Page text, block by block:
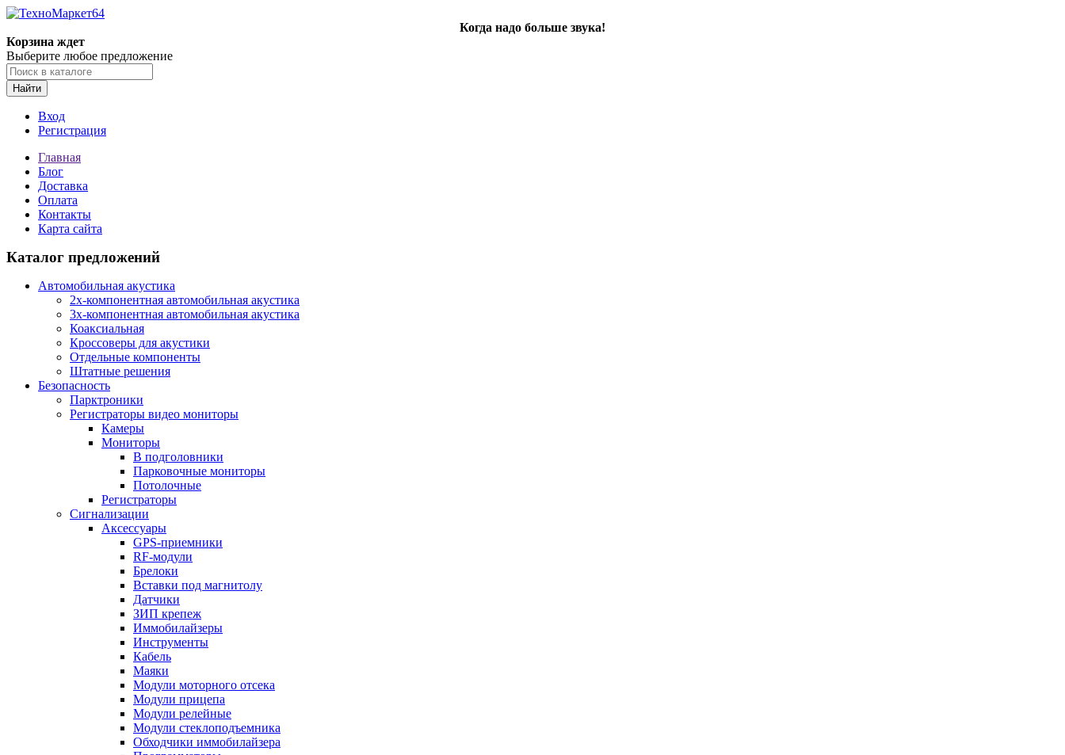
Когда надо больше звука!
Корзина ждет
Выберите любое предложение
Найти
Вход
Регистрация
Главная
Блог
Доставка
Оплата
Контакты
Карта сайта
Каталог предложений
Автомобильная акустика
2х-компонентная автомобильная акустика
3х-компонентная автомобильная акустика
Коаксиальная
Кроссоверы для акустики
Отдельные компоненты
Штатные решения
Безопасность
Парктроники
Регистраторы видео мониторы
Камеры
Мониторы
В подголовники
Парковочные мониторы
Потолочные
Регистраторы
Сигнализации
Аксессуары
GPS-приемники
RF-модули
Брелоки
Вставки под магнитолу
Датчики
ЗИП крепеж
Иммобилайзеры
Инструменты
Кабель
Маяки
Модули моторного отсека
Модули прицепа
Модули релейные
Модули стеклоподъемника
Обходчики иммобилайзера